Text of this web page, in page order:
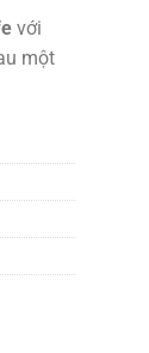
với
một